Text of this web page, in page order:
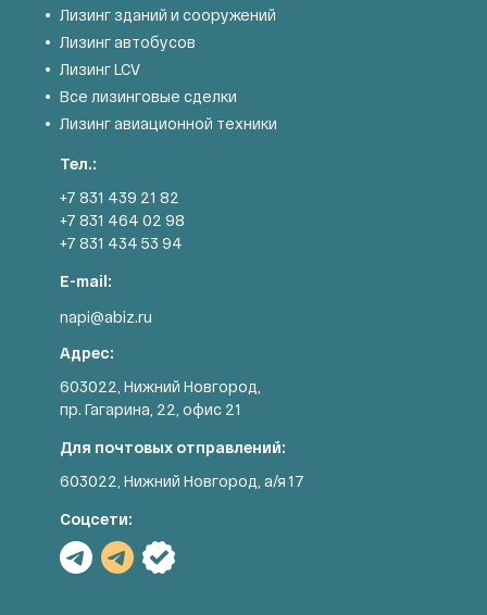
Лизинг зданий и сооружений
Лизинг автобусов
Лизинг LCV
Все лизинговые сделки
Лизинг авиационной техники
Тел.:
+7 831 439 21 82
+7 831 464 02 98
+7 831 434 53 94
E-mail:
napi@abiz.ru
Адрес:
603022, Нижний Новгород,
пр. Гагарина, 22, офис 21
Для почтовых отправлений:
603022, Нижний Новгород, а/я 17
Соцсети: